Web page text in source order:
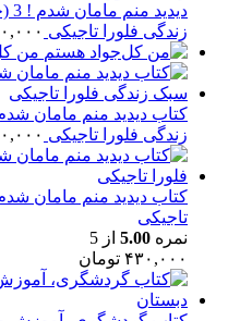
زندگی فلورا تاجیکی
من
زندگی فلورا تاجیکی
کتاب دیدید منم مامان
تاجیکی
نمره 5.00 از 5
۴۳۰,۰۰۰ تومان